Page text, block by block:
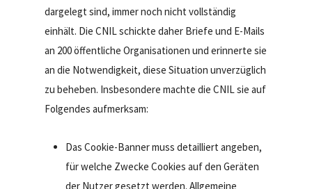
dargelegt sind, immer noch nicht vollständig
einhält. Die CNIL schickte daher Briefe und E-Mails
an 200 öffentliche Organisationen und erinnerte sie
an die Notwendigkeit, diese Situation unverzüglich
zu beheben. Insbesondere machte die CNIL sie auf
Folgendes aufmerksam:
Das Cookie-Banner muss detailliert angeben,
für welche Zwecke Cookies auf den Geräten
der Nutzer gesetzt werden. Allgemeine